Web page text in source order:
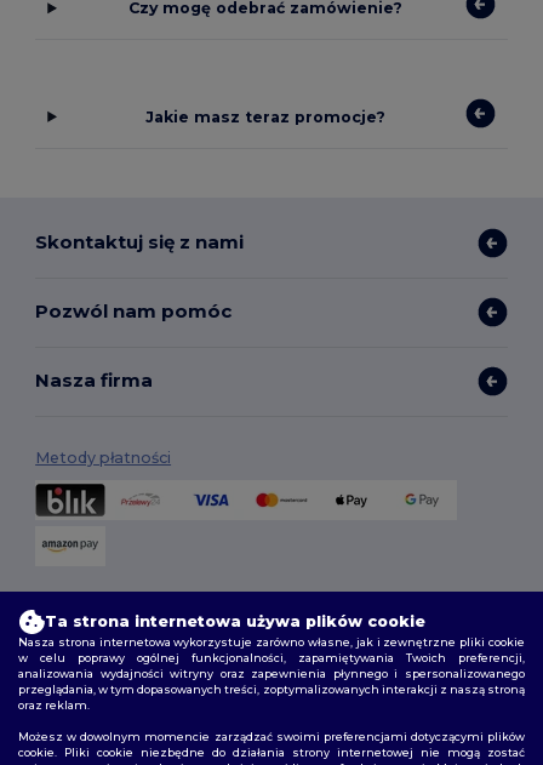
Czy mogę odebrać zamówienie?
Jakie masz teraz promocje?
Skontaktuj się z nami
Pozwól nam pomóc
Nasza firma
Metody płatności
Ta strona internetowa używa plików cookie
Nasza strona internetowa wykorzystuje zarówno własne, jak i zewnętrzne pliki cookie
w celu poprawy ogólnej funkcjonalności, zapamiętywania Twoich preferencji,
analizowania wydajności witryny oraz zapewnienia płynnego i spersonalizowanego
przeglądania, w tym dopasowanych treści, zoptymalizowanych interakcji z naszą stroną
oraz reklam.
Możesz w dowolnym momencie zarządzać swoimi preferencjami dotyczącymi plików
cookie. Pliki cookie niezbędne do działania strony internetowej nie mogą zostać